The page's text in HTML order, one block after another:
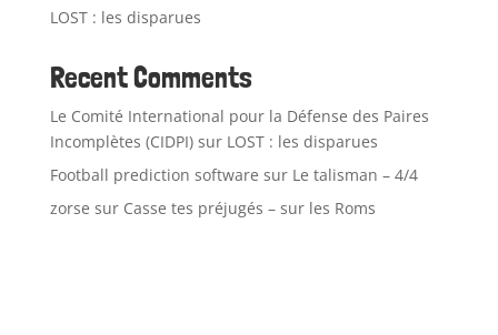
LOST : les disparues
Recent Comments
Le Comité International pour la Défense des Paires
Incomplètes (CIDPI)sur LOST : les disparues
Football prediction software sur Le talisman – 4/4
zorse sur Casse tes préjugés – sur les Roms